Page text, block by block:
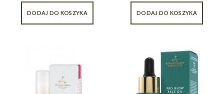
DODAJ DO KOSZYKA DODAJ DO KOSZYKA